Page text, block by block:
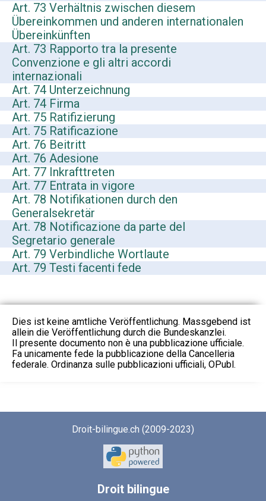
Art. 73 Verhältnis zwischen diesem
Übereinkommen und anderen internationalen
Übereinkünften
Art. 73 Rapporto tra la presente
Convenzione e gli altri accordi
internazionali
Art. 74 Unterzeichnung
Art. 74 Firma
Art. 75 Ratifizierung
Art. 75 Ratificazione
Art. 76 Beitritt
Art. 76 Adesione
Art. 77 Inkrafttreten
Art. 77 Entrata in vigore
Art. 78 Notifikationen durch den
Generalsekretär
Art. 78 Notificazione da parte del
Segretario generale
Art. 79 Verbindliche Wortlaute
Art. 79 Testi facenti fede
Dies ist keine amtliche Veröffentlichung. Massgebend ist
allein die Veröffentlichung durch die Bundeskanzlei.
Il presente documento non è una pubblicazione ufficiale.
Fa unicamente fede la pubblicazione della Cancelleria
federale. Ordinanza sulle pubblicazioni ufficiali, OPubl.
Droit-bilingue.ch (2009-2023)
Droitbilingue